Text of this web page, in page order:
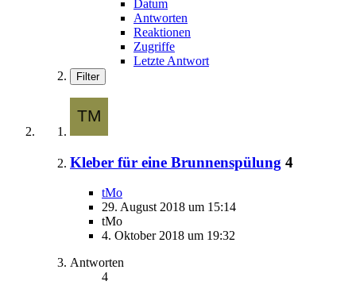
Datum
Antworten
Reaktionen
Zugriffe
Letzte Antwort
Filter
Kleber für eine Brunnenspülung 4
tMo
29. August 2018 um 15:14
tMo
4. Oktober 2018 um 19:32
Antworten
4